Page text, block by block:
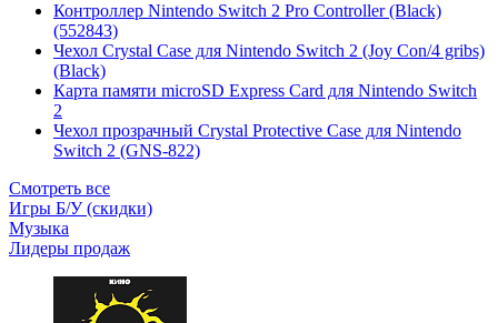
Контроллер Nintendo Switch 2 Pro Controller (Black)
(552843)
Чехол Сrystal Сase для Nintendo Switch 2 (Joy Con/4 gribs)
(Black)
Карта памяти microSD Express Card для Nintendo Switch
2
Чехол прозрачный Crystal Protective Case для Nintendo
Switch 2 (GNS-822)
Смотреть все
Игры Б/У (скидки)
Музыка
Лидеры продаж